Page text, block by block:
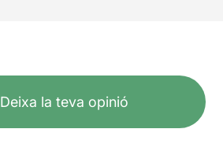
Deixa la teva opinió